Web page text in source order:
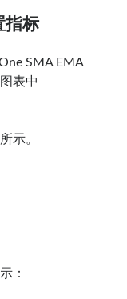
指标
SMA EMA
表中
示。
：